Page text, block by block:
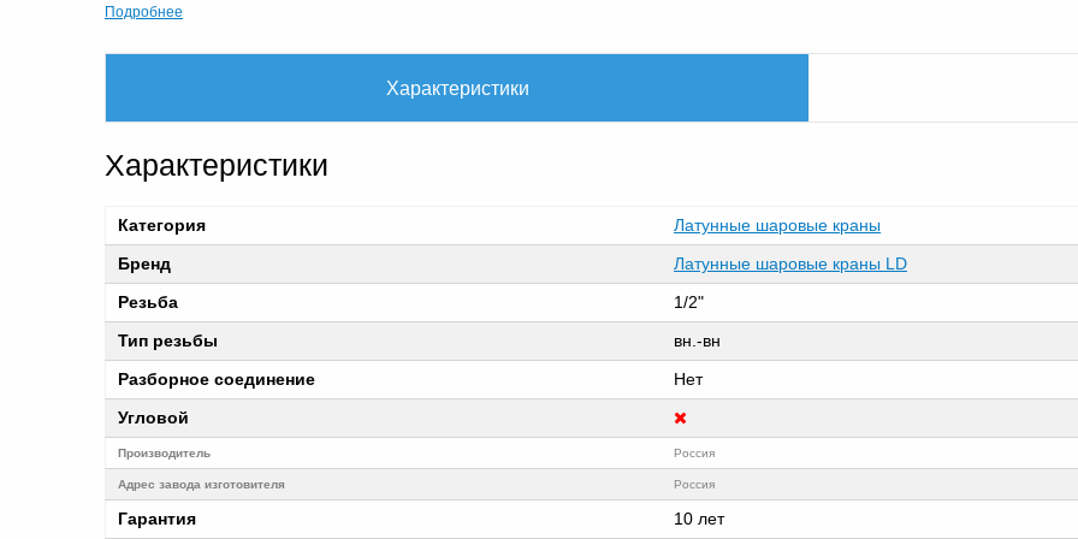
Подробнее
Характеристики
Характеристики
Категория
Латунные шаровые краны
Бренд
Латунные шаровые краны LD
Резьба
1/2"
Тип резьбы
вн.-вн
Разборное соединение
Нет
Угловой
Производитель Россия
Адрес завода изготовителя Россия
Гарантия 10 лет